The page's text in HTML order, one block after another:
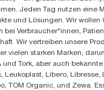
| Fr 8:00-15:00
Jeden Tag nutzen eine
und Lösungen. Wir wollen
bei Verbraucher*innen,
Wir vertreiben unsere
vielen starken Marken,
und Tork, aber auch
Leukoplast, Libero, Libresse,
TOM Organic, und Zewa.